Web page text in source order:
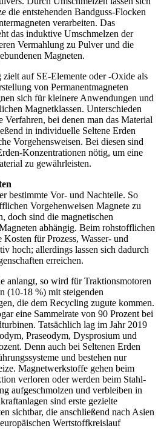
die entstehenden Bandguss-Flocken
verarbeiten. Das
das induktive Umschmelzen der
Vermahlung zu Pulver und die
Magneten.
auf SE-Elemente oder -Oxide als
von Permanentmagneten
sich für kleinere Anwendungen und
Magnetklassen. Unterschieden
bei denen man das Material
in individuelle Seltene Erden
Vorgehensweisen. Bei diesen sind
Konzentrationen nötig, um eine
zu gewährleisten.
bestimmte Vor- und Nachteile. So
Vorgehenweisen Magnete zu
doch sind die magnetischen
abhängig. Beim rohstofflichen
für Prozess, Wasser- und
hoch; allerdings lassen sich dadurch
erreichen.
anlangt, so wird für Traktionsmotoren
(10-18 %) mit steigenden
die dem Recycling zugute kommen.
eine Sammelrate von 90 Prozent bei
Tatsächlich lag im Jahr 2019
Praseodym, Dysprosium und
Denn auch bei Seltenen Erden
und bestehen nur
Magnetwerkstoffe gehen beim
verloren oder werden beim Stahl-
aufgeschmolzen und verbleiben in
sind erste gezielte
sichtbar, die anschließend nach Asien
Wertstoffkreislauf